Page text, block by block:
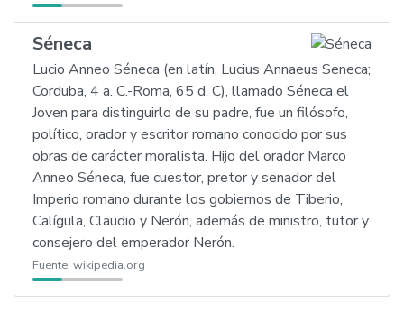
Séneca
Lucio Anneo Séneca (en latín, Lucius Annaeus Seneca;
Corduba, 4 a. C.-Roma, 65 d. C), llamado Séneca el
Joven para distinguirlo de su padre, fue un filósofo,
político, orador y escritor romano conocido por sus
obras de carácter moralista. Hijo del orador Marco
Anneo Séneca, fue cuestor, pretor y senador del
Imperio romano durante los gobiernos de Tiberio,
Calígula, Claudio y Nerón, además de ministro, tutor y
consejero del emperador Nerón.
Fuente: wikipedia.org